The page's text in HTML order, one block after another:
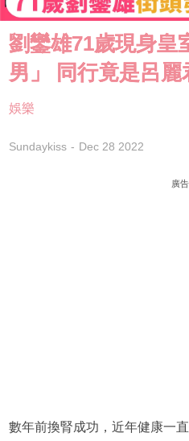
劉鑾雄71歲現身皇
男」 同行竟是呂麗
娛樂
Sundaykiss Dec 28 2022
廣告
數年前換腎成功，近年健康一